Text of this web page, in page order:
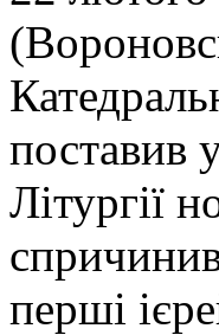
поставив
Літургії
перші